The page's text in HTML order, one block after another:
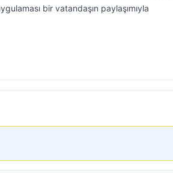
bir vatandaşın paylaşımıyla